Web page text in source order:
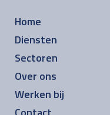
Home
Diensten
Sectoren
Over ons
Werken bij